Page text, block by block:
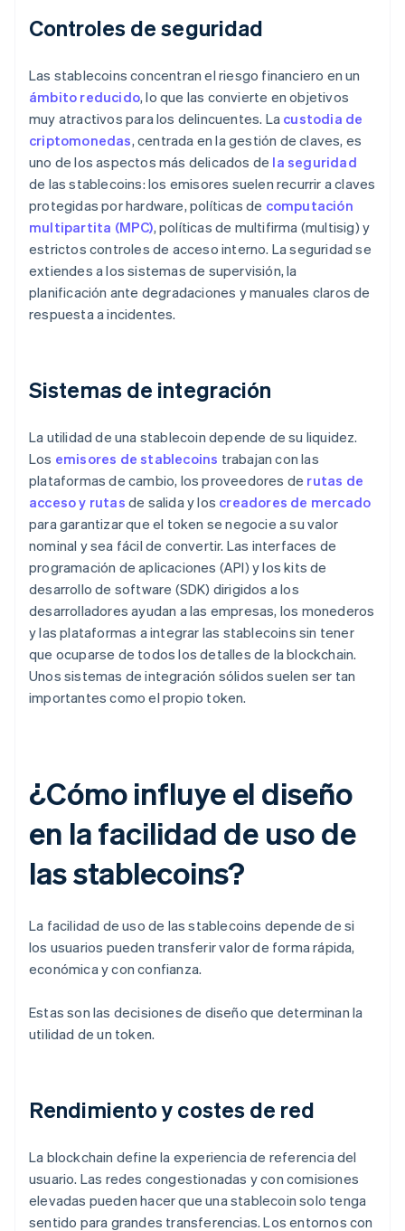
Controles de seguridad
Las stablecoins concentran el riesgo financiero en un
ámbito reducido, lo que las convierte en objetivos
muy atractivos para los delincuentes. La custodia de
criptomonedas, centrada en la gestión de claves, es
uno de los aspectos más delicados de la seguridad
de las stablecoins: los emisores suelen recurrir a claves
protegidas por hardware, políticas de computación
multipartita (MPC), políticas de multifirma (multisig) y
estrictos controles de acceso interno. La seguridad se
extiendes a los sistemas de supervisión, la
planificación ante degradaciones y manuales claros de
respuesta a incidentes.
Sistemas de integración
La utilidad de una stablecoin depende de su liquidez.
Los emisores de stablecoins trabajan con las
plataformas de cambio, los proveedores de rutas de
acceso y rutas de salida y los creadores de mercado
para garantizar que el token se negocie a su valor
nominal y sea fácil de convertir. Las interfaces de
programación de aplicaciones (API) y los kits de
desarrollo de software (SDK) dirigidos a los
desarrolladores ayudan a las empresas, los monederos
y las plataformas a integrar las stablecoins sin tener
que ocuparse de todos los detalles de la blockchain.
Unos sistemas de integración sólidos suelen ser tan
importantes como el propio token.
¿Cómo influye el diseño
en la facilidad de uso de
las stablecoins?
La facilidad de uso de las stablecoins depende de si
los usuarios pueden transferir valor de forma rápida,
económica y con confianza.
Estas son las decisiones de diseño que determinan la
utilidad de un token.
Rendimiento y costes de red
La blockchain define la experiencia de referencia del
usuario. Las redes congestionadas y con comisiones
elevadas pueden hacer que una stablecoin solo tenga
sentido para grandes transferencias. Los entornos con